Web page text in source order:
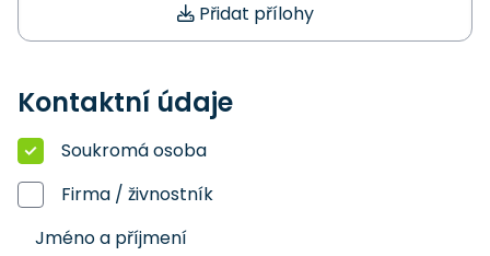
Přidat přílohy
Kontaktní údaje
Soukromá osoba
Firma / živnostník
Jméno a příjmení